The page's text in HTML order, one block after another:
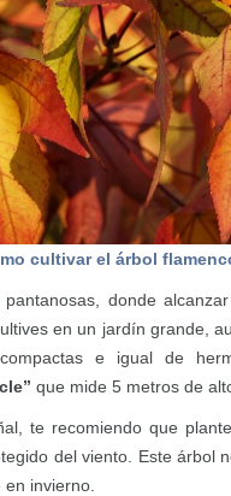
cultivar el árbol
donde
en un jardín grande,
e igual de
que mide 5 metros de
te recomiendo que
del viento. Este árbol
invierno.